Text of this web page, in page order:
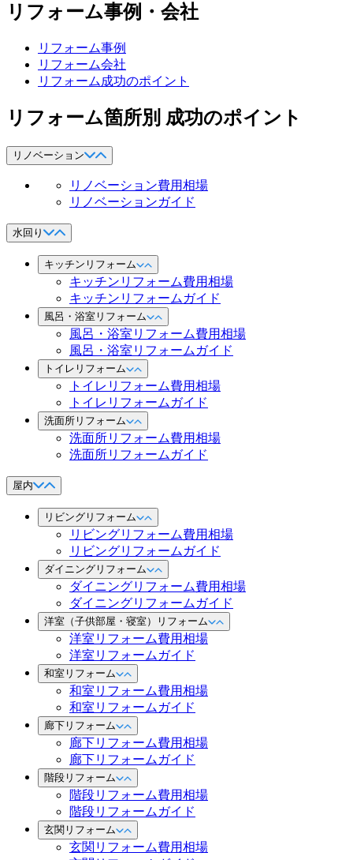
リフォーム事例・会社
リフォーム事例
リフォーム会社
リフォーム成功のポイント
リフォーム箇所別 成功のポイント
リノベーション
リノベーション費用相場
リノベーションガイド
水回り
キッチンリフォーム
キッチンリフォーム費用相場
キッチンリフォームガイド
風呂・浴室リフォーム
風呂・浴室リフォーム費用相場
風呂・浴室リフォームガイド
トイレリフォーム
トイレリフォーム費用相場
トイレリフォームガイド
洗面所リフォーム
洗面所リフォーム費用相場
洗面所リフォームガイド
屋内
リビングリフォーム
リビングリフォーム費用相場
リビングリフォームガイド
ダイニングリフォーム
ダイニングリフォーム費用相場
ダイニングリフォームガイド
洋室（子供部屋・寝室）リフォーム
洋室リフォーム費用相場
洋室リフォームガイド
和室リフォーム
和室リフォーム費用相場
和室リフォームガイド
廊下リフォーム
廊下リフォーム費用相場
廊下リフォームガイド
階段リフォーム
階段リフォーム費用相場
階段リフォームガイド
玄関リフォーム
玄関リフォーム費用相場